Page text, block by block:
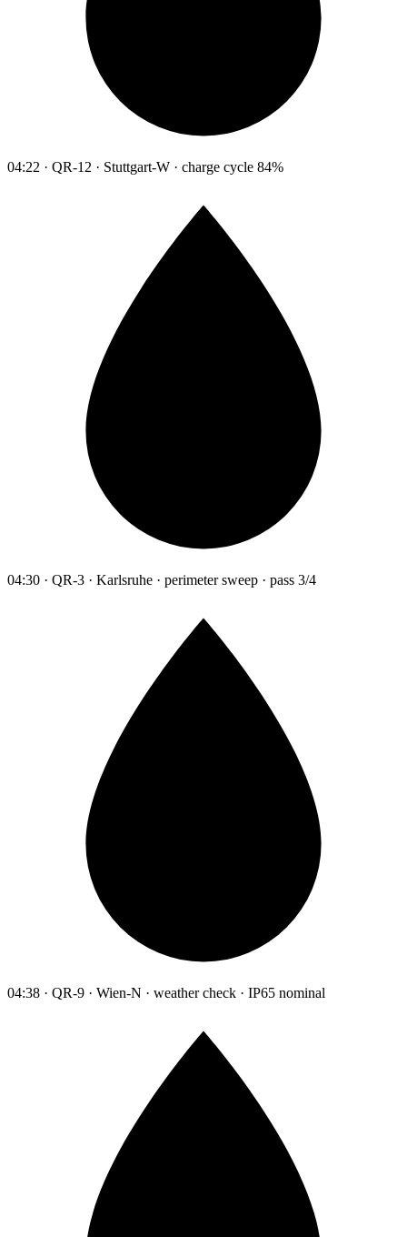
04:22 · QR-12 · Stuttgart-W · charge cycle 84%
04:30 · QR-3 · Karlsruhe · perimeter sweep · pass 3/4
04:38 · QR-9 · Wien-N · weather check · IP65 nominal